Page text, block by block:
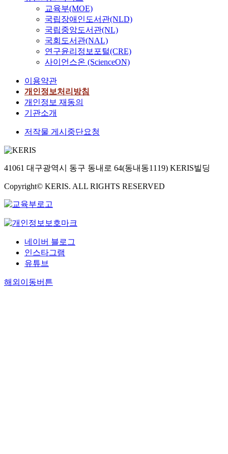
교육부(MOE)
국립장애인도서관(NLD)
국립중앙도서관(NL)
국회도서관(NAL)
연구윤리정보포털(CRE)
사이언스온 (ScienceON)
이용약관
개인정보처리방침
개인정보 재동의
기관소개
저작물 게시중단요청
41061 대구광역시 동구 동내로 64(동내동1119) KERIS빌딩
Copyright© KERIS. ALL RIGHTS RESERVED
네이버 블로그
인스타그램
유튜브
해외이동버튼